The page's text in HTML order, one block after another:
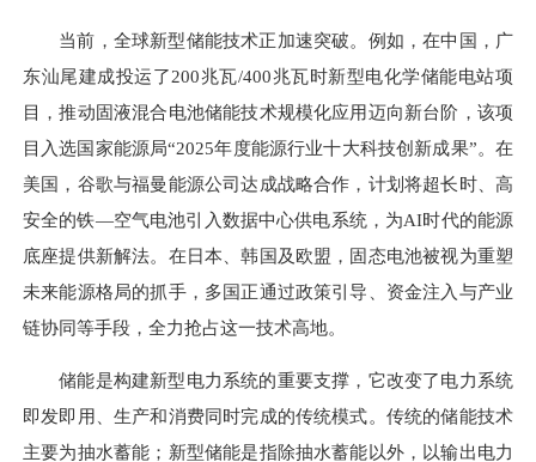
当前，全球新型储能技术正加速突破。例如，在中国，广
东汕尾建成投运了200兆瓦/400兆瓦时新型电化学储能电站项
目，推动固液混合电池储能技术规模化应用迈向新台阶，该项
目入选国家能源局“2025年度能源行业十大科技创新成果”。在
美国，谷歌与福曼能源公司达成战略合作，计划将超长时、高
安全的铁—空气电池引入数据中心供电系统，为AI时代的能源
底座提供新解法。在日本、韩国及欧盟，固态电池被视为重塑
未来能源格局的抓手，多国正通过政策引导、资金注入与产业
链协同等手段，全力抢占这一技术高地。
储能是构建新型电力系统的重要支撑，它改变了电力系统
即发即用、生产和消费同时完成的传统模式。传统的储能技术
主要为抽水蓄能；新型储能是指除抽水蓄能以外，以输出电力